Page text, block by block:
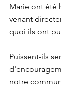
Marie ont été
venant
quoi ils ont
Puissent-ils
notre